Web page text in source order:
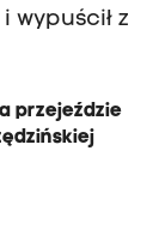
wypuścił z
przejeździe